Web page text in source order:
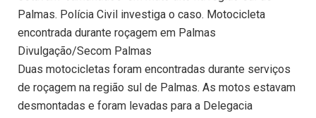
Palmas. Polícia Civil investiga o caso. Motocicleta
encontrada durante roçagem em Palmas
Divulgação/Secom Palmas
Duas motocicletas foram encontradas durante serviços
de roçagem na região sul de Palmas. As motos estavam
desmontadas e foram levadas para a Delegacia